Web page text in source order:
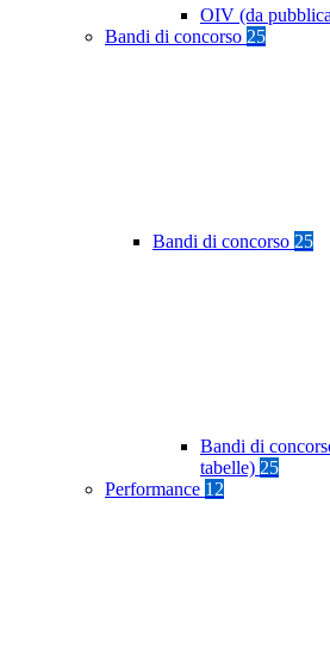
OIV (da
Bandi di concorso 25
Bandi di concorso 25
Bandi di
tabelle) 25
Performance 12